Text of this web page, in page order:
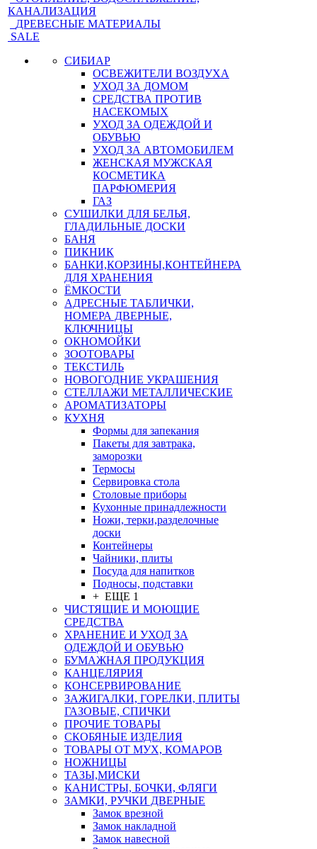
КАНАЛИЗАЦИЯ
ДРЕВЕСНЫЕ МАТЕРИАЛЫ
SALE
СИБИАР
ОСВЕЖИТЕЛИ ВОЗДУХА
УХОД ЗА ДОМОМ
СРЕДСТВА ПРОТИВ
НАСЕКОМЫХ
УХОД ЗА ОДЕЖДОЙ И
ОБУВЬЮ
УХОД ЗА АВТОМОБИЛЕМ
ЖЕНСКАЯ МУЖСКАЯ
КОСМЕТИКА
ПАРФЮМЕРИЯ
ГАЗ
СУШИЛКИ ДЛЯ БЕЛЬЯ,
ГЛАДИЛЬНЫЕ ДОСКИ
БАНЯ
ПИКНИК
БАНКИ,КОРЗИНЫ,КОНТЕЙНЕРА
ДЛЯ ХРАНЕНИЯ
ЁМКОСТИ
АДРЕСНЫЕ ТАБЛИЧКИ,
НОМЕРА ДВЕРНЫЕ,
КЛЮЧНИЦЫ
ОКНОМОЙКИ
ЗООТОВАРЫ
ТЕКСТИЛЬ
НОВОГОДНИЕ УКРАШЕНИЯ
СТЕЛЛАЖИ МЕТАЛЛИЧЕСКИЕ
АРОМАТИЗАТОРЫ
КУХНЯ
Формы для запекания
Пакеты для завтрака,
заморозки
Термосы
Сервировка стола
Столовые приборы
Кухонные принадлежности
Ножи, терки,разделочные
доски
Контейнеры
Чайники, плиты
Посуда для напитков
Подносы, подставки
+ ЕЩЕ 1
ЧИСТЯЩИЕ И МОЮЩИЕ
СРЕДСТВА
ХРАНЕНИЕ И УХОД ЗА
ОДЕЖДОЙ И ОБУВЬЮ
БУМАЖНАЯ ПРОДУКЦИЯ
КАНЦЕЛЯРИЯ
КОНСЕРВИРОВАНИЕ
ЗАЖИГАЛКИ, ГОРЕЛКИ, ПЛИТЫ
ГАЗОВЫЕ, СПИЧКИ
ПРОЧИЕ ТОВАРЫ
СКОБЯНЫЕ ИЗДЕЛИЯ
ТОВАРЫ ОТ МУХ, КОМАРОВ
НОЖНИЦЫ
ТАЗЫ,МИСКИ
КАНИСТРЫ, БОЧКИ, ФЛЯГИ
ЗАМКИ, РУЧКИ ДВЕРНЫЕ
Замок врезной
Замок накладной
Замок навесной